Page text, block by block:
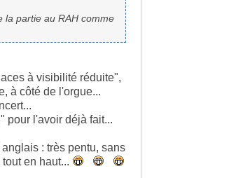
la partie au RAH comme
à visibilité réduite",
à côté de l'orgue...
pour l'avoir déjà fait...
: très pentu, sans
en haut...